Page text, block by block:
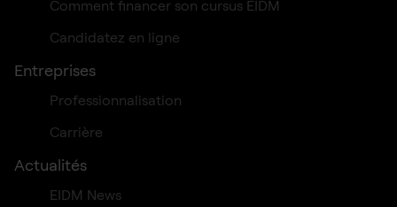
Comment financer son cursus EIDM
Candidatez en ligne
Entreprises
Professionnalisation
Carrière
Actualités
EIDM News